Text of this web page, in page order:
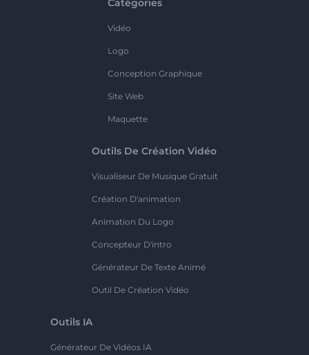
Catégories
Vidéo
Logo
Conception Graphique
Site Web
Maquette
Outils De Création Vidéo
Visualiseur De Musique Gratuit
Création D'animation
Animation Du Logo
Concepteur D'intro
Générateur De Texte Animé
Outil De Création Vidéo
Outils IA
Générateur De Vidéos IA